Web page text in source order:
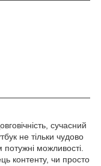
сучасний
не тільки чудово
можливості.
контенту, чи просто